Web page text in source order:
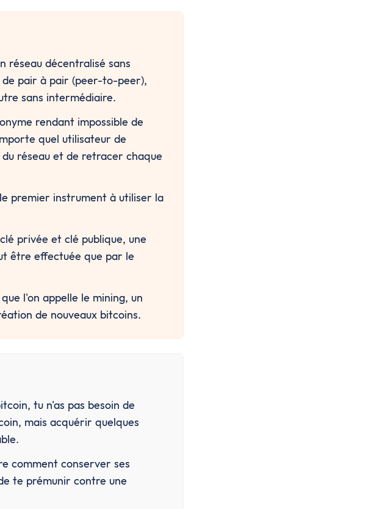
réseau décentralisé sans
pair à pair (peer-to-peer),
sans intermédiaire.
rendant impossible de
quel utilisateur de
réseau et de retracer chaque
premier instrument à utiliser la
privée et clé publique, une
être effectuée que par le
l'on appelle le mining, un
de nouveaux bitcoins.
tu n'as pas besoin de
mais acquérir quelques
comment conserver ses
te prémunir contre une